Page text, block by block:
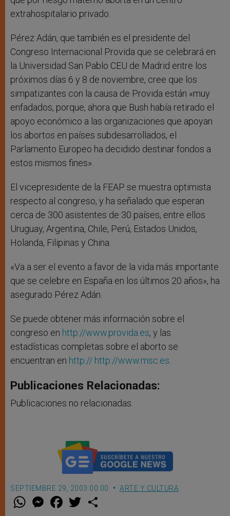
extrahospitalario privado.
Pérez Adán, que también es el presidente del
Congreso Internacional Provida que se celebrará en
la Universidad San Pablo CEU de Madrid entre los
próximos días 6 y 8 de noviembre, cree que los
simpatizantes con la causa de Provida están «muy
enfadados, porque, ahora que Bush había retirado el
apoyo económico a las organizaciones que apoyan
los abortos en países subdesarrollados, el
Parlamento Europeo ha decidido destinar fondos a
estos mismos fines».
El vicepresidente de la FEAP se muestra optimista
respecto al congreso, y ha señalado que esperan
cerca de 300 asistentes de 30 países, entre ellos
Uruguay, Argentina, Chile, Perú, Estados Unidos,
Holanda, Filipinas y China.
«Va a ser el evento a favor de la vida más importante
que se celebre en España en los últimos 20 años», ha
asegurado Pérez Adán.
Se puede obtener más información sobre el
congreso en http://www.provida.es, y las
estadísticas completas sobre el aborto se
encuentran en http:// http://www.msc.es.
Publicaciones Relacionadas:
Publicaciones no relacionadas.
SEPTIEMBRE 29, 2003 00:00 ARTE Y CULTURA
W M
e
F
a w